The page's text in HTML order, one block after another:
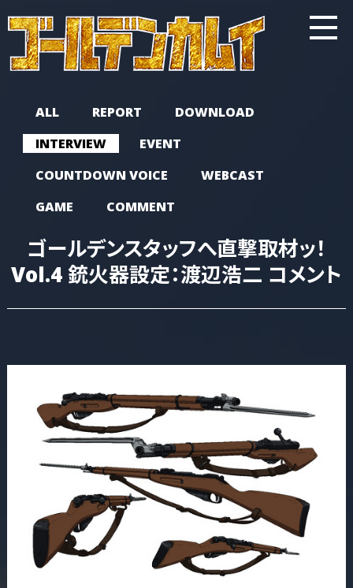
ALL REPORT
DOWNLOAD
INTERVIEW
EVENT
COUNTDOWN VOICE
WEBCAST
GAME
COMMENT
ゴールデンスタッフへ直撃取材ッ！
Vol.4 銃火器設定：渡辺浩二 コメント